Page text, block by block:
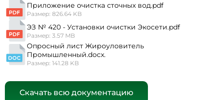
Приложение очистка сточных вод.pdf
Размер: 826.64 KB
ЭЗ № 420 - Установки очистки Экосети.pdf
Размер: 3.57 MB
Опросный лист Жироуловитель
Промышленный.docx.
Размер: 141.28 KB
Скачать всю документацию